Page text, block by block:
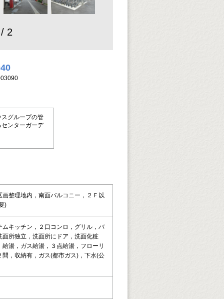
2
グループの管
ンターガーデ
整理地内，南面バルコニー，２Ｆ以
)
キッチン，２口コンロ，グリル，バ
所独立，洗面所にドア，洗面化粧
湯，ガス給湯，３点給湯，フローリ
，収納有，ガス(都市ガス)，下水(公